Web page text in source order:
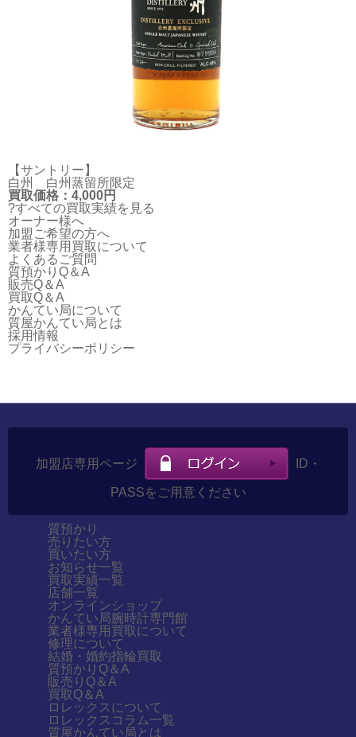
【サントリー】
白州 白州蒸留所限定
買取価格：4,000円
?すべての買取実績を見る
オーナー様へ
加盟ご希望の方へ
業者様専用買取について
よくあるご質問
質預かりQ＆A
販売Q＆A
買取Q＆A
かんてい局について
質屋かんてい局とは
採用情報
プライバシーポリシー
加盟店専用ページ ID・
PASSをご用意ください
質預かり
売りたい方
買いたい方
お知らせ一覧
買取実績一覧
店舗一覧
オンラインショップ
かんてい局腕時計専門館
業者様専用買取について
修理について
結婚・婚約指輪買取
質預かりQ＆A
販売りQ＆A
買取Q＆A
ロレックスについて
ロレックスコラム一覧
質屋かんてい局とは